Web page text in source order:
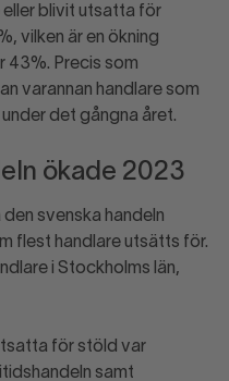
blivit utsatta för
vilken är en ökning
43%. Precis som
varannan handlare som
det gångna året.
ökade 2023
svenska handeln
flest handlare utsätts för.
i Stockholms län,
för stöld var
samt